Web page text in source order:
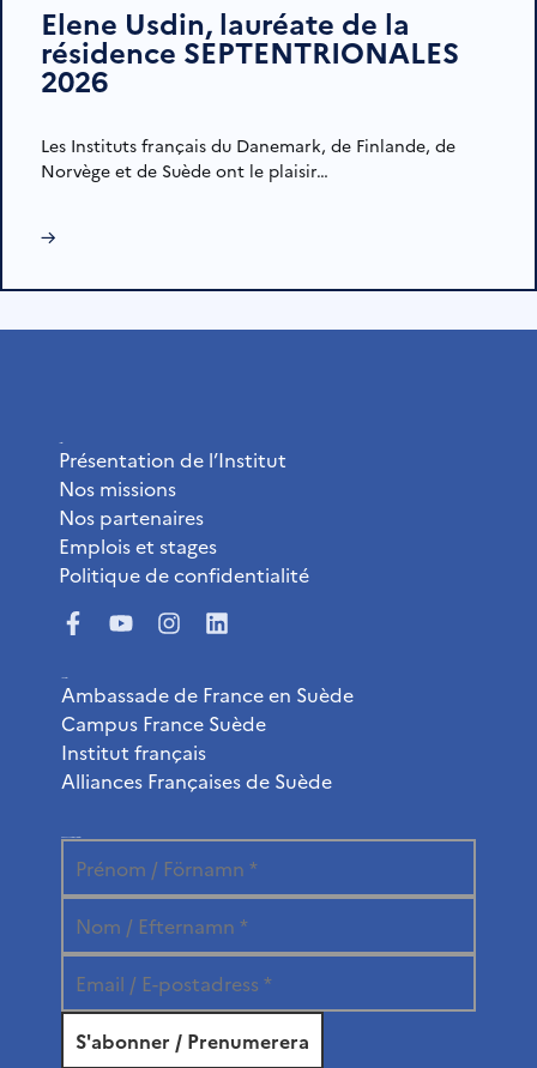
Elene Usdin, lauréate de la
résidence SEPTENTRIONALES
2026
Les Instituts français du Danemark, de Finlande, de
Norvège et de Suède ont le plaisir…
→
Présentation de l’Institut
Nos missions
Nos partenaires
Emplois et stages
Politique de confidentialité
Ambassade de France en Suède
Campus France Suède
Institut français
Alliances Françaises de Suède